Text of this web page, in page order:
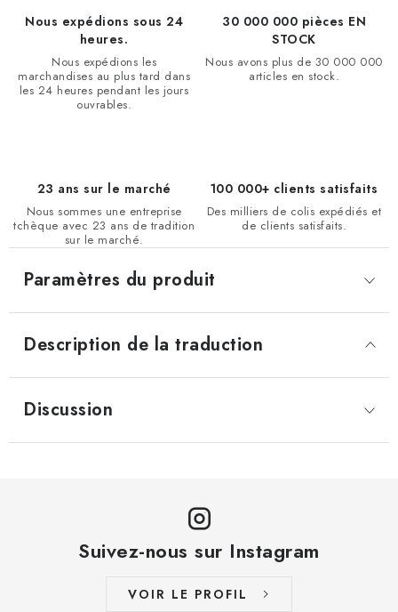
Nous expédions sous 24
heures.
Nous expédions les
marchandises au plus tard dans
les 24 heures pendant les jours
ouvrables.
30 000 000 pièces EN
STOCK
Nous avons plus de 30 000 000
articles en stock.
23 ans sur le marché
Nous sommes une entreprise
tchèque avec 23 ans de tradition
sur le marché.
100 000+ clients satisfaits
Des milliers de colis expédiés et
de clients satisfaits.
Description de la traduction
Paramètres du produit
Discussion
Suivez-nous sur Instagram
VOIR LE PROFIL